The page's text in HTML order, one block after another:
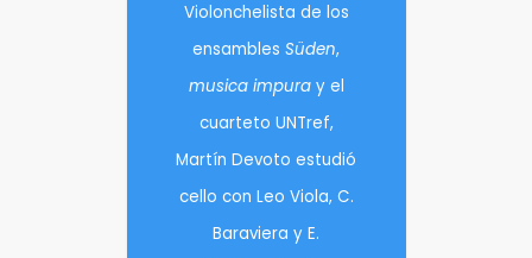
Violonchelista de los
ensambles Süden,
musica impuray el
cuarteto UNTref,
Martín Devoto estudió
cello con Leo Viola, C.
Baraviera y E.